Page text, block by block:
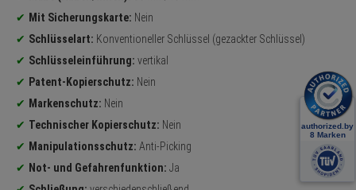
Mit Sicherungskarte: Nein
Schlüsselart: Konventioneller Schlüssel (gezackter Schlüssel)
Schlüsseleinführung: vertikal
Patent-Kopierschutz: Nein
Markenschutz: Nein
Technischer Kopierschutz: Nein
Manipulationsschutz: Anti-Picking
Not- und Gefahrenfunktion: Ja